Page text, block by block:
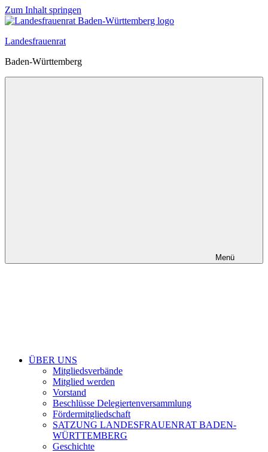
Zum Inhalt springen
Landesfrauenrat
Baden-Württemberg
Menü
ÜBER UNS
Mitgliedsverbände
Mitglied werden
Vorstand
Beschlüsse Delegiertenversammlung
Fördermitgliedschaft
SATZUNG LANDESFRAUENRAT BADEN-
WÜRTTEMBERG
Geschichte